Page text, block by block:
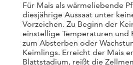
Für Mais als wärmeliebende
diesjährige Aussaat unter
Vorzeichen. Zu Beginn der
einstellige Temperaturen und
zum Absterben oder
Keimlings. Erreicht der Mais
Blattstadium, reißt die